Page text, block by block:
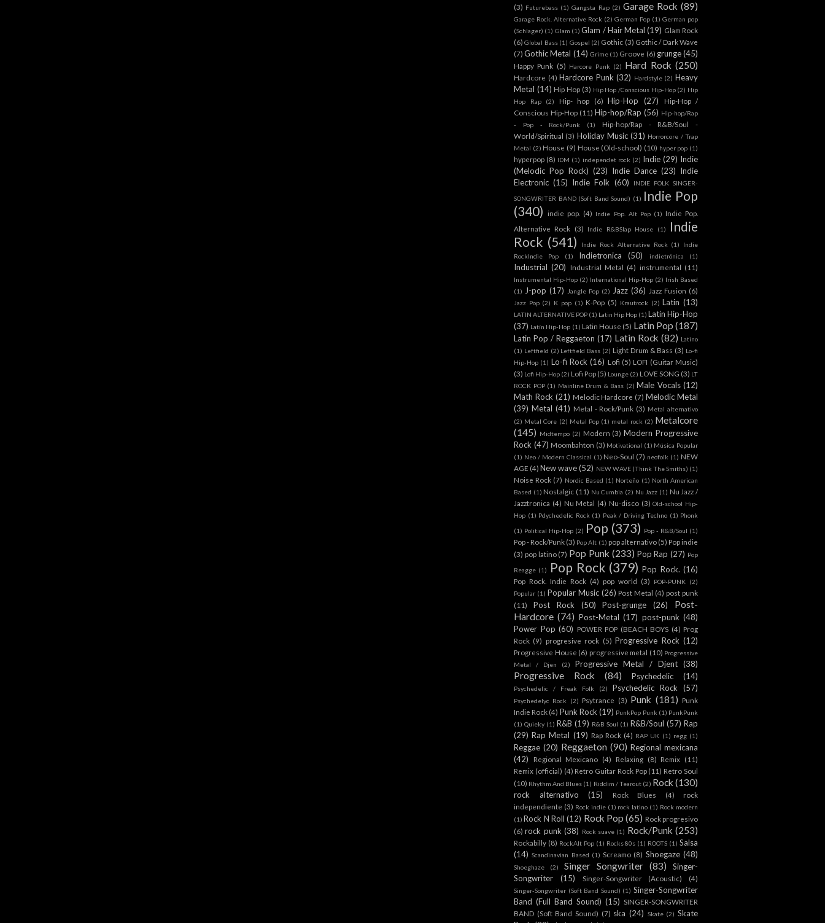
(3) Futurebass (1) Gangsta Rap (2) Garage Rock (89)
Garage Rock. Alternative Rock (2) German Pop (1) German pop
(Schlager) (1) Glam (1) Glam / Hair Metal (19) Glam Rock
(6) Global Bass (1) Gospel (2) Gothic (3) Gothic / Dark Wave
(7) Gothic Metal (14) Grime (1) Groove (6) grunge (45)
Happy Punk (5) Harcore Punk (2) Hard Rock (250)
Hardcore (4) Hardcore Punk (32) Hardstyle (2) Heavy
Metal (14) Hip Hop (3) Hip Hop /Conscious Hip-Hop (2) Hip
Hop Rap
(2) Hip- hop (6) Hip-Hop (27)
Hip-Hop /
Conscious Hip-Hop (11) Hip-hop/Rap (56) Hip-hop/Rap
- Pop - Rock/Punk
(1)
Hip-hop/Rap - R&B/Soul -
World/Spiritual (3) Holiday Music (31) Horrorcore / Trap
Metal (2) House (9) House (Old-school) (10) hyper pop (1)
hyperpop (8) IDM (1) independet rock (2) Indie (29) Indie
(Melodic Pop Rock) (23) Indie Dance (23) Indie
Electronic (15) Indie Folk (60) INDIE FOLK SINGER-
SONGWRITER BAND (Soft Band Sound) (1) Indie Pop
(340)
indie pop. (4) Indie Pop. Alt Pop (1) Indie Pop.
Alternative Rock (3) Indie R&BSlap House (1)
Indie
Rock (541) Indie Rock Alternative Rock (1)
Indie
RockIndie Pop
(1) Indietronica (50) indietrónica (1)
Industrial (20) Industrial Metal (4) instrumental (11)
Instrumental Hip-Hop (2) International Hip-Hop (2) Irish Based
(1)
J-pop (17) Jangle Pop (2) Jazz (36) Jazz Fusion (6)
Jazz Pop (2) K pop (1) K-Pop (5) Krautrock (2) Latin (13)
LATIN ALTERNATIVE POP (1) Latin Hip Hop (1) Latin Hip-Hop
(37) Latín Hip-Hop (1) Latin House (5) Latin Pop (187)
Latin Pop / Reggaeton (17) Latin Rock (82) Latino
(1) Leftfield (2) Leftfield Bass (2) Light Drum & Bass (3) Lo-fi
Hip-Hop (1) Lo-fi Rock (16) Lofi (5) LOFI (Guitar Music)
(3) Lofi Hip-Hop (2) Lofi Pop (5) Lounge (2) LOVE SONG (3) LT
ROCK POP (1) Mainline Drum & Bass (2) Male Vocals (12)
Math Rock (21) Melodic Hardcore (7) Melodic Metal
(39) Metal (41) Metal - Rock/Punk (3) Metal alternativo
(2) Metal Core (2) Metal Pop (1) metal rock (2) Metalcore
(145) Midtempo (2) Modern (3) Modern Progressive
Rock (47) Moombahton (3) Motivational (1) Música Popular
(1) Neo / Modern Classical (1) Neo-Soul (7) neofolk (1) NEW
AGE (4) New wave (52) NEW WAVE (Think The Smiths) (1)
Noise Rock (7) Nordic Based (1) Norteño (1) North American
Based (1) Nostalgic (11) Nu Cumbia (2) Nu Jazz (1) Nu Jazz /
Jazztronica (4) Nu Metal (4) Nu-disco (3) Old-school Hip-
Hop (1) Pdychedelic Rock (1) Peak / Driving Techno (1) Phonk
(1) Political Hip-Hop (2) Pop (373) Pop - R&B/Soul (1)
Pop - Rock/Punk (3) Pop Alt (1) pop alternativo (5) Pop indie
(3) pop latino (7) Pop Punk (233) Pop Rap (27) Pop
Reagge (1) Pop Rock (379) Pop Rock. (16)
Pop Rock. Indie Rock (4) pop world (3) POP-PUNK (2)
Popular (1) Popular Music (26) Post Metal (4) post punk
(11)
Post Rock (50) Post-grunge (26)
Post-
Hardcore (74) Post-Metal (17) post-punk (48)
Power Pop (60) POWER POP (BEACH BOYS (4) Prog
Rock (9) progresive rock (5) Progressive Rock (12)
Progressive House (6) progressive metal (10) Progressive
Metal / Djen
(2) Progressive Metal / Djent (38)
Progressive Rock (84) Psychedelic (14)
Psychedelic / Freak Folk (2) Psychedelic Rock (57)
Psychedelyc Rock (2) Psytrance (3) Punk (181) Punk
Indie Rock (4) Punk Rock (19) PunkPop Punk (1) PunkPunk
(1) Quieky (1) R&B (19) R&B Soul (1) R&B/Soul (57) Rap
(29) Rap Metal (19) Rap Rock (4) RAP UK (1) regg (1)
Reggae (20) Reggaeton (90) Regional mexicana
(42)
Regional Mexicano (4) Relaxing (8) Remix (11)
Remix (official) (4) Retro Guitar Rock Pop (11) Retro Soul
(10) Rhythm And Blues (1) Riddim / Tearout (2) Rock (130)
rock alternativo (15) Rock Blues (4)
rock
independiente (3) Rock indie (1) rock latino (1) Rock modern
(1) Rock N Roll (12) Rock Pop (65) Rock progresivo
(6) rock punk (38) Rock suave (1) Rock/Punk (253)
Rockabilly (8) RockAlt Pop (1) Rocks 80s (1) ROOTS (1) Salsa
(14) Scandinavian Based (1) Screamo (8) Shoegaze (48)
Shoeghaze (2) Singer Songwriter (83)
Singer-
Songwriter
(15) Singer-Songwriter (Acoustic) (4)
Singer-Songwriter (Soft Band Sound) (1) Singer-Songwriter
Band (Full Band Sound) (15) SINGER-SONGWRITER
BAND (Soft Band Sound) (7) ska (24) Skate (2) Skate